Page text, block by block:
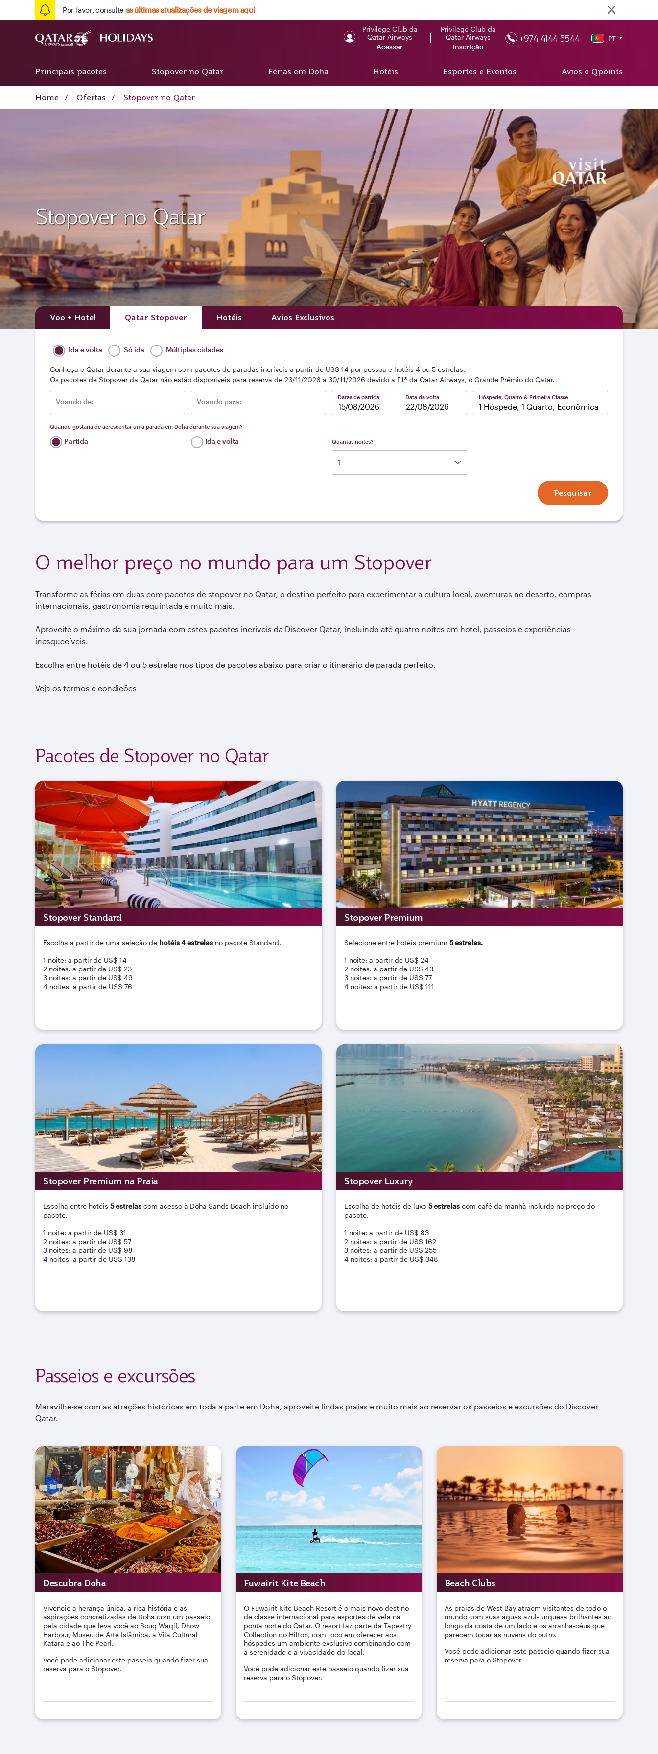
Por favor, consulte as últimas atualizações de viagem aqui
Privilege Club da
Qatar Airways
Acessar
Privilege Club da
Qatar Airways
Inscrição
+974 4144 5544 PT ▼
Principais pacotes Stopover no Qatar Férias em Doha Hotéis Esportes e Eventos Avios e Qpoints
Home / Ofertas / Stopover no Qatar
Stopover no Qatar
Voo + Hotel Qatar Stopover Hotéis Avios Exclusivos
Ida e volta Só ida Múltiplas cidades
Conheça o Qatar durante a sua viagem com pacotes de paradas incríveis a partir de US$ 14 por pessoa e hotéis 4 ou 5 estrelas.
Os pacotes de Stopover da Qatar não estão disponíveis para reserva de 23/11/2026 a 30/11/2026 devido à F1® da Qatar Airways, o Grande Prêmio do Qatar.
Voando de: Voando para:
Datas de partida Data da volta Hóspede, Quarto & Primeira Classe
1 Hóspede, 1 Quarto, Econômica
Quando gostaria de acrescentar uma parada em Doha durante sua viagem?
Partida Ida e volta Quantas noites?
Pesquisar
O melhor preço no mundo para um Stopover
Transforme as férias em duas com pacotes de stopover no Qatar, o destino perfeito para experimentar a cultura local, aventuras no deserto, compras
internacionais, gastronomia requintada e muito mais.
Aproveite o máximo da sua jornada com estes pacotes incríveis da Discover Qatar, incluindo até quatro noites em hotel, passeios e experiências
inesquecíveis.
Escolha entre hotéis de 4 ou 5 estrelas nos tipos de pacotes abaixo para criar o itinerário de parada perfeito.
Veja os termos e condições
Pacotes de Stopover no Qatar
Stopover Standard
Escolha a partir de uma seleção de hotéis 4 estrelas no pacote Standard.
1 noite: a partir de US$ 14
2 noites: a partir de US$ 23
3 noites: a partir de US$ 49
4 noites: a partir de US$ 76
Stopover Premium
Selecione entre hotéis premium 5 estrelas.
1 noite: a partir de US$ 24
2 noites: a partir de US$ 43
3 noites: a partir de US$ 77
4 noites: a partir de US$ 111
Stopover Premium na Praia
Escolha entre hotéis 5 estrelas com acesso à Doha Sands Beach incluído no
pacote.
1 noite: a partir de US$ 31
2 noites: a partir de US$ 57
3 noites: a partir de US$ 98
4 noites: a partir de US$ 138
Stopover Luxury
Escolha de hotéis de luxo 5 estrelas com café da manhã incluído no preço do
pacote.
1 noite: a partir de US$ 83
2 noites: a partir de US$ 162
3 noites: a partir de US$ 255
4 noites: a partir de US$ 348
Passeios e excursões
Maravilhe-se com as atrações históricas em toda a parte em Doha, aproveite lindas praias e muito mais ao reservar os passeios e excursões do Discover
Qatar.
Descubra Doha
Vivencie a herança única, a rica história e as
aspirações concretizadas de Doha com um passeio
pela cidade que leva você ao Souq Waqif, Dhow
Harbour, Museu de Arte Islâmica, à Vila Cultural
Katara e ao The Pearl.
Você pode adicionar este passeio quando fizer sua
reserva para o Stopover.
Fuwairit Kite Beach
O Fuwairit Kite Beach Resort é o mais novo destino
de classe internacional para esportes de vela na
ponta norte do Qatar. O resort faz parte da Tapestry
Collection do Hilton, com foco em oferecer aos
hóspedes um ambiente exclusivo combinando com
a serenidade e a vivacidade do local.
Você pode adicionar este passeio quando fizer sua
reserva para o Stopover.
Beach Clubs
As praias de West Bay atraem visitantes de todo o
mundo com suas águas azul-turquesa brilhantes ao
longo da costa de um lado e os arranha-céus que
parecem tocar as nuvens do outro.
Você pode adicionar este passeio quando fizer sua
reserva para o Stopover.